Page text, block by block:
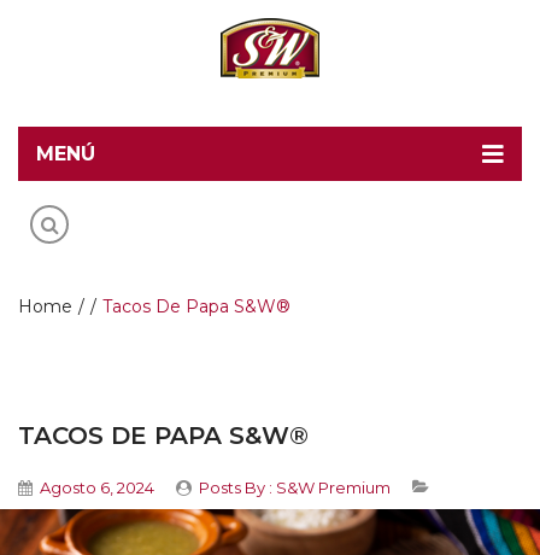
MENÚ
Home
Productos
Contacto
Blog
Home / / Tacos De Papa S&W®
TACOS DE PAPA S&W®
Agosto 6, 2024 Posts By : S&W Premium